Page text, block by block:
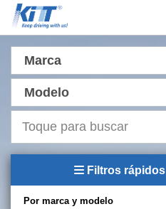
Marca
Modelo
Filtros rápidos
Por marca y modelo